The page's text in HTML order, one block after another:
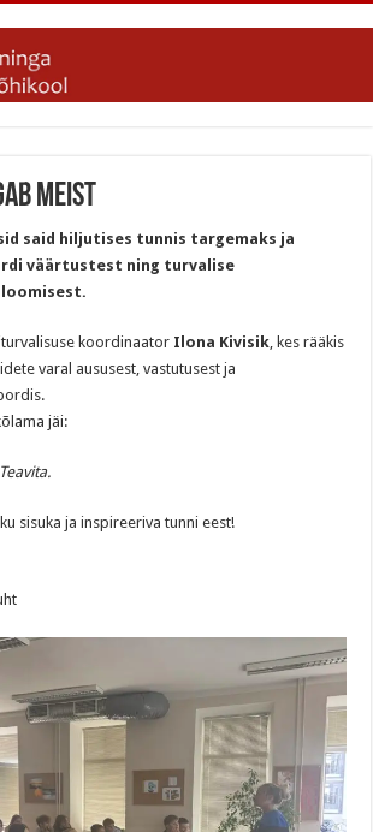
meist
said hiljutises tunnis targemaks ja
väärtustest ning turvalise
koordinaator Ilona Kivisik, kes rääkis
varal aususest, vastutusest ja
jäi:
sisuka ja inspireeriva tunni eest!